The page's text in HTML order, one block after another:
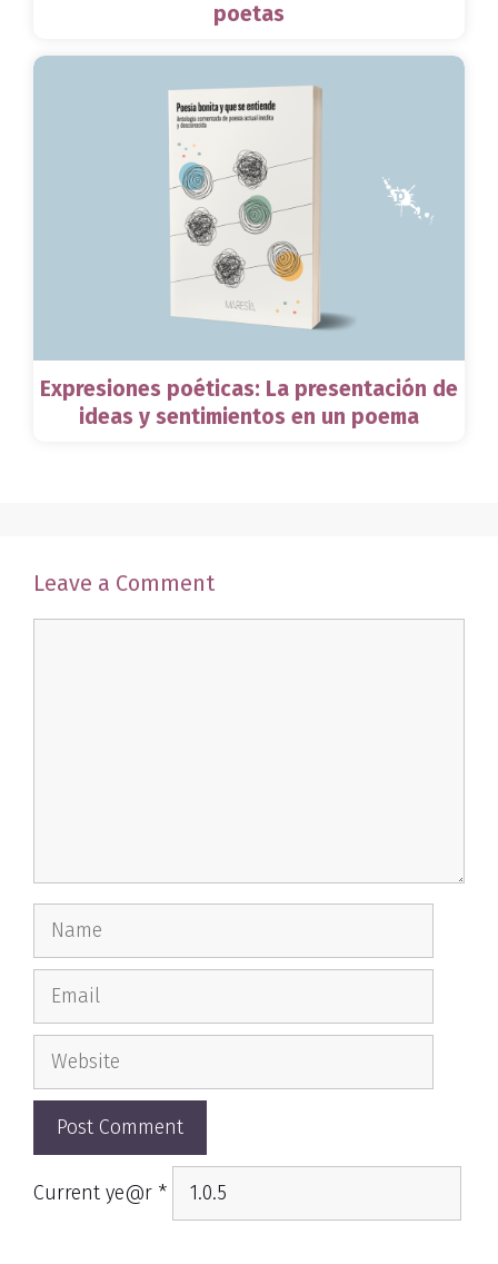
poetas
Expresiones poéticas: La presentación de
ideas y sentimientos en un poema
Leave a Comment
Name
Email
Website
Current ye@r *